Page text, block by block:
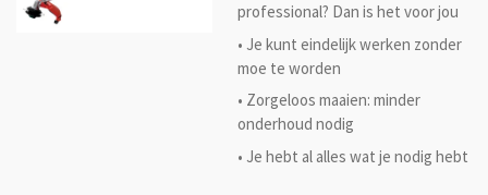
professional? Dan is het voor jou
• Je kunt eindelijk werken zonder
moe te worden
• Zorgeloos maaien: minder
onderhoud nodig
• Je hebt al alles wat je nodig hebt